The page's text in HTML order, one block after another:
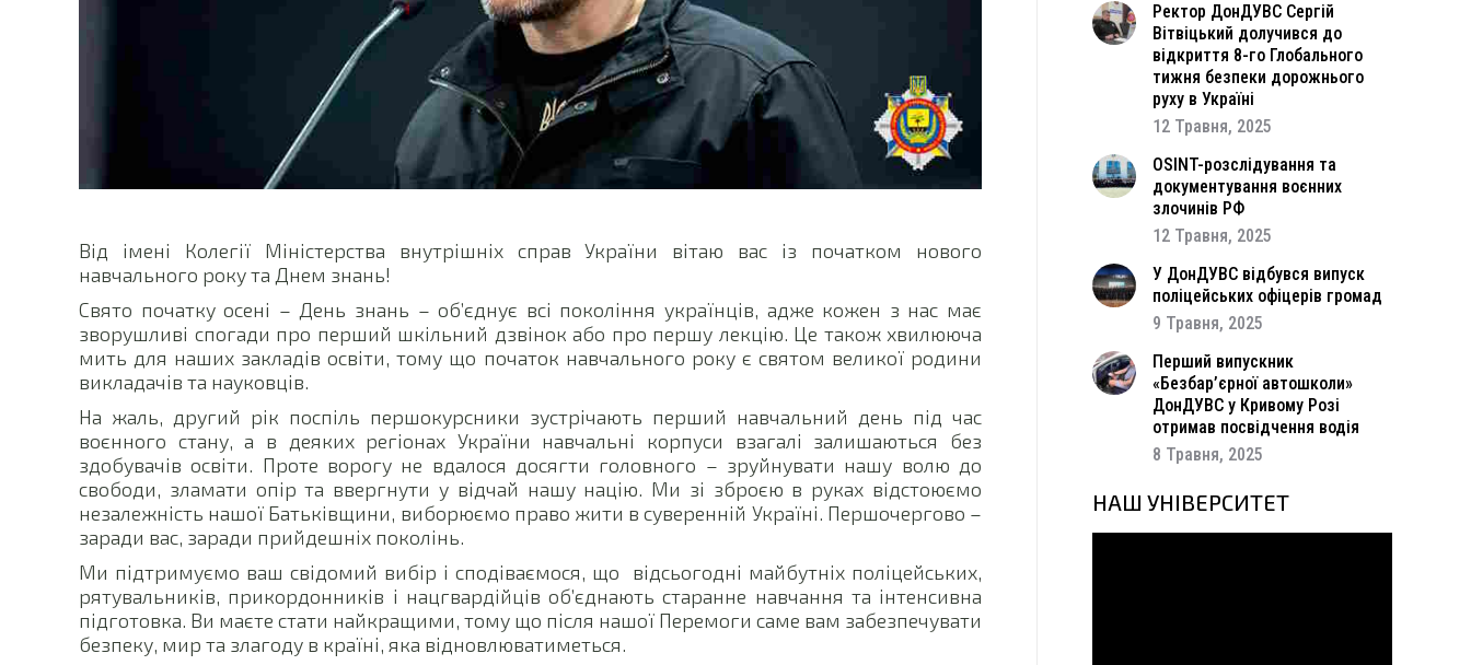
Від імені Колегії Міністерства внутрішніх справ України вітаю вас із початком нового
навчального року та Днем знань!
Свято початку осені – День знань – об’єднує всі покоління українців, адже кожен з нас має
зворушливі спогади про перший шкільний дзвінок або про першу лекцію. Це також хвилююча
мить для наших закладів освіти, тому що початок навчального року є святом великої родини
викладачів та науковців.
На жаль, другий рік поспіль першокурсники зустрічають перший навчальний день під час
воєнного стану, а в деяких регіонах України навчальні корпуси взагалі залишаються без
здобувачів освіти. Проте ворогу не вдалося досягти головного – зруйнувати нашу волю до
свободи, зламати опір та ввергнути у відчай нашу націю. Ми зі зброєю в руках відстоюємо
незалежність нашої Батьківщини, виборюємо право жити в суверенній Україні. Першочергово –
заради вас, заради прийдешніх поколінь.
Ми підтримуємо ваш свідомий вибір і сподіваємося, що відсьогодні майбутніх поліцейських,
рятувальників, прикордонників і нацгвардійців об’єднають старанне навчання та інтенсивна
підготовка. Ви маєте стати найкращими, тому що після нашої Перемоги саме вам забезпечувати
безпеку, мир та злагоду в країні, яка відновлюватиметься.
Ректор ДонДУВС Сергій
Вітвіцький долучився до
відкриття 8-го Глобального
тижня безпеки дорожнього
руху в Україні
12 Травня, 2025
OSINT-розслідування та
документування воєнних
злочинів РФ
12 Травня, 2025
У ДонДУВС відбувся випуск
поліцейських офіцерів громад
9 Травня, 2025
Перший випускник
«Безбар’єрної автошколи»
ДонДУВС у Кривому Розі
отримав посвідчення водія
8 Травня, 2025
НАШ УНІВЕРСИТЕТ